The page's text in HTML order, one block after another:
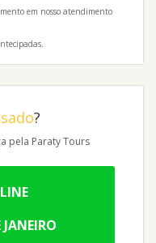
em nosso atendimento
?
pela Paraty Tours